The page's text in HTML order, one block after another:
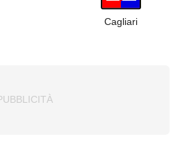
Cagliari